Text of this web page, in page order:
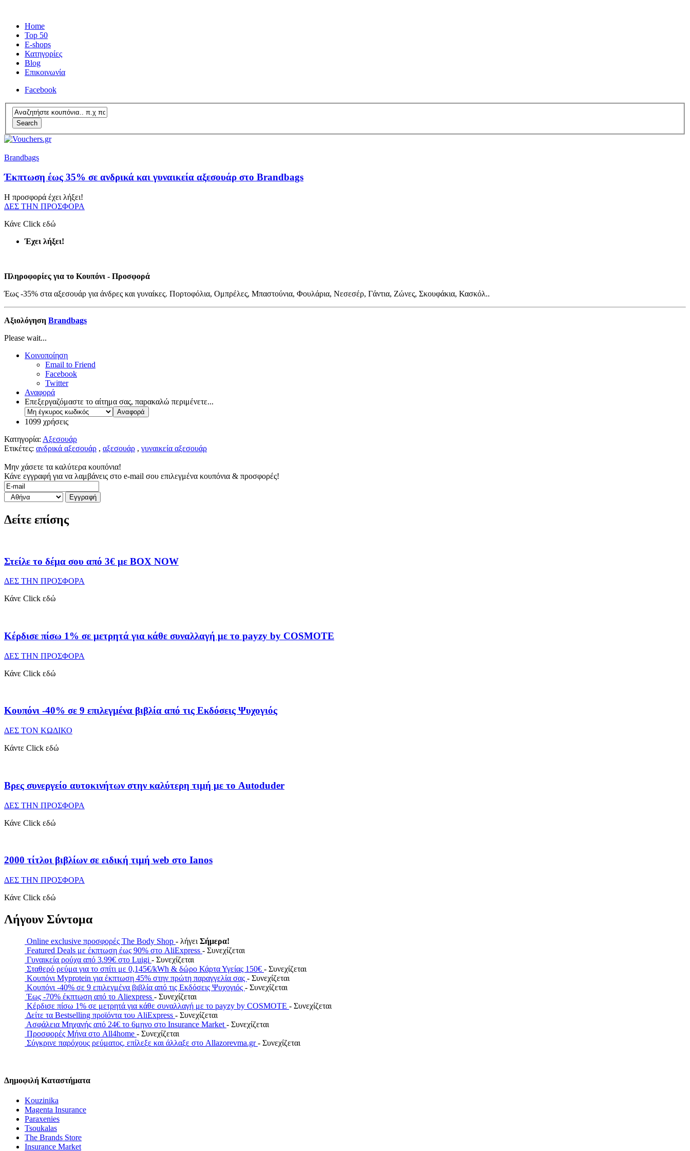
Home
Top 50
E-shops
Κατηγορίες
Blog
Επικοινωνία
Facebook
Search
Brandbags
Έκπτωση έως 35% σε ανδρικά και γυναικεία αξεσουάρ στο Brandbags
Η προσφορά έχει λήξει!
ΔΕΣ ΤΗΝ ΠΡΟΣΦΟΡΑ
Κάνε Click εδώ
Έχει λήξει!
Πληροφορίες για το Κουπόνι - Προσφορά
Έως -35% στα αξεσουάρ για άνδρες και γυναίκες. Πορτοφόλια, Ομπρέλες, Μπαστούνια, Φουλάρια, Νεσεσέρ, Γάντια, Ζώνες, Σκουφάκια, Κασκόλ..
Αξιολόγηση Brandbags
Please wait...
Κοινοποίηση
Email to Friend
Facebook
Twitter
Αναφορά
Επεξεργαζόμαστε το αίτημα σας, παρακαλώ περιμένετε...
1099 χρήσεις
Κατηγορία: Αξεσουάρ
Ετικέτες: ανδρικά αξεσουάρ , αξεσουάρ , γυναικεία αξεσουάρ
Μην χάσετε τα καλύτερα κουπόνια!
Κάνε εγγραφή για να λαμβάνεις στο e-mail σου επιλεγμένα κουπόνια & προσφορές!
Δείτε επίσης
Στείλε το δέμα σου από 3€ με BOX NOW
ΔΕΣ ΤΗΝ ΠΡΟΣΦΟΡΑ
Κάνε Click εδώ
Κέρδισε πίσω 1% σε μετρητά για κάθε συναλλαγή με το payzy by COSMOTE
ΔΕΣ ΤΗΝ ΠΡΟΣΦΟΡΑ
Κάνε Click εδώ
Κουπόνι -40% σε 9 επιλεγμένα βιβλία από τις Εκδόσεις Ψυχογιός
ΔΕΣ ΤΟΝ ΚΩΔΙΚΟ
Κάντε Click εδώ
Βρες συνεργείο αυτοκινήτων στην καλύτερη τιμή με το Autoduder
ΔΕΣ ΤΗΝ ΠΡΟΣΦΟΡΑ
Κάνε Click εδώ
2000 τίτλοι βιβλίων σε ειδική τιμή web στο Ianos
ΔΕΣ ΤΗΝ ΠΡΟΣΦΟΡΑ
Κάνε Click εδώ
Λήγουν Σύντομα
Online exclusive προσφορές The Body Shop - λήγει Σήμερα!
Featured Deals με έκπτωση έως 90% στο AliExpress - Συνεχίζεται
Γυναικεία ρούχα από 3.99€ στο Luigi - Συνεχίζεται
Σταθερό ρεύμα για το σπίτι με 0,145€/kWh & δώρο Κάρτα Υγείας 150€ - Συνεχίζεται
Κουπόνι Myprotein για έκπτωση 45% στην πρώτη παραγγελία σας - Συνεχίζεται
Κουπόνι -40% σε 9 επιλεγμένα βιβλία από τις Εκδόσεις Ψυχογιός - Συνεχίζεται
Έως -70% έκπτωση από το Aliexpress - Συνεχίζεται
Κέρδισε πίσω 1% σε μετρητά για κάθε συναλλαγή με το payzy by COSMOTE - Συνεχίζεται
Δείτε τα Bestselling προϊόντα του AliExpress - Συνεχίζεται
Ασφάλεια Μηχανής από 24€ το 6μηνο στο Insurance Market - Συνεχίζεται
Προσφορές Μήνα στο All4home - Συνεχίζεται
Σύγκρινε παρόχους ρεύματος, επίλεξε και άλλαξε στο Allazorevma.gr- Συνεχίζεται
Δημοφιλή Καταστήματα
Kouzinika
Magenta Insurance
Paraxenies
Tsoukalas
The Brands Store
Insurance Market